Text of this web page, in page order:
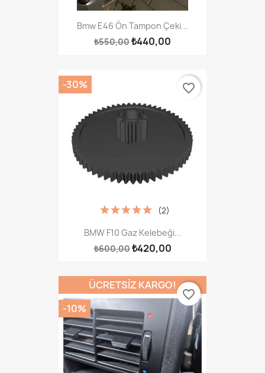
Bmw E46 Ön Tampon Çeki...
₺550,00₺440,00
BMW F10 Gaz Kelebeği...
₺600,00₺420,00
(2)
-30% favorite_border
ÜCRETSIZ KARGO!
-10%
favorite_border